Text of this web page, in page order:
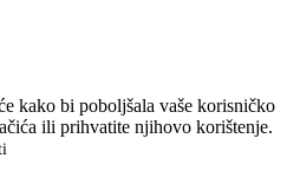
kako bi poboljšala vaše korisničko
ili prihvatite njihovo korištenje.